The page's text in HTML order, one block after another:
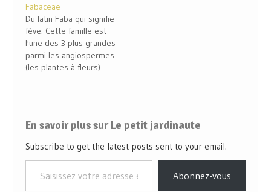
Fabaceae
Du latin Faba qui signifie
fève. Cette famille est
l'une des 3 plus grandes
parmi les angiospermes
(les plantes à fleurs).
fèves, mais aussi les
encore le soja.
En savoir plus sur Le petit jardinaute
Subscribe to get the latest posts sent to your email.
Abonnez-vous